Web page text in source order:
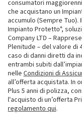
consumatori
che acquistano un
accumulo (Sempre
Impianto Protetto",
Company LTD –
Plenitude – del valore di
caso di danni diretti da
entrambi subiti
nelle Condizioni di
all’offerta acquistata. In
Plus 5 anni di polizza,
l'acquisto di un’offerta
regolamento qui.